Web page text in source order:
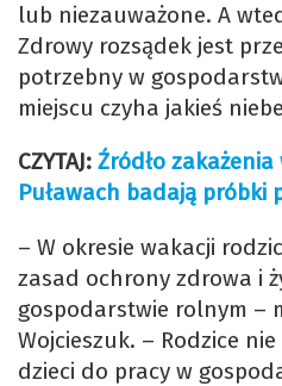
lub niezauważone. A
Zdrowy rozsądek jest
potrzebny w
miejscu czyha jakieś
CZYTAJ: Źródło
Puławach badają próbki
– W okresie wakacji
zasad ochrony zdrowa i
gospodarstwie rolnym –
Wojcieszuk. – Rodzice
dzieci do pracy w